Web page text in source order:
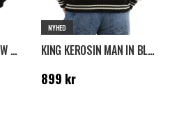
HYRAW STREET SHADOW JAKKE - SORT
NYHED
KING KEROSIN MAN IN BLACK COLLEGEJAKKE - SORT
Pris: 899 kr
899 kr